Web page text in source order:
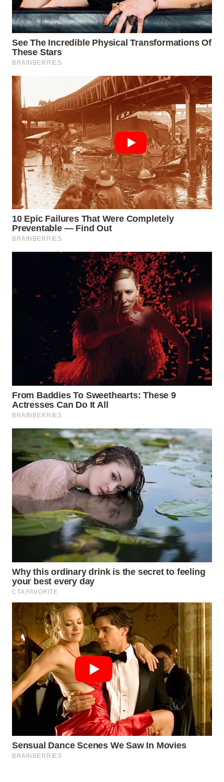
WAHANANEWS
ID
WAHANANEWS
CO ID
WAHANANEWS
NET
WAHANA
SPORT
WAHANA
UMKM
WAHANA
SELEB
WAHANA
PERSONA
WAHANA
DESA
LAPAK
WAHANA
KONSUMEN
LISTRIK
MASYARAKAT
KELISTRIKAN
MAWAKA
ID
MARTABAT
NET
PLN
WATCH
MKLI
LKKI